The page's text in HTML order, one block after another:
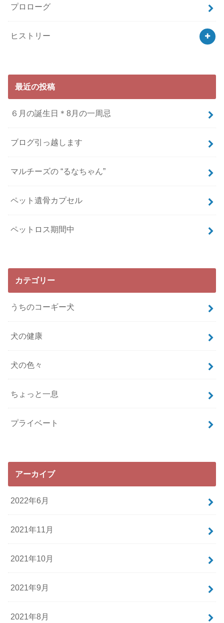
プロローグ
ヒストリー
最近の投稿
６月の誕生日＊8月の一周忌
ブログ引っ越します
マルチーズの “るなちゃん”
ペット遺骨カプセル
ペットロス期間中
カテゴリー
うちのコーギー犬
犬の健康
犬の色々
ちょっと一息
プライベート
アーカイブ
2022年6月
2021年11月
2021年10月
2021年9月
2021年8月